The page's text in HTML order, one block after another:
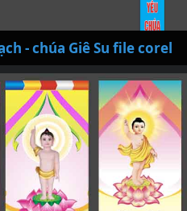
- chúa Giê Su file corel